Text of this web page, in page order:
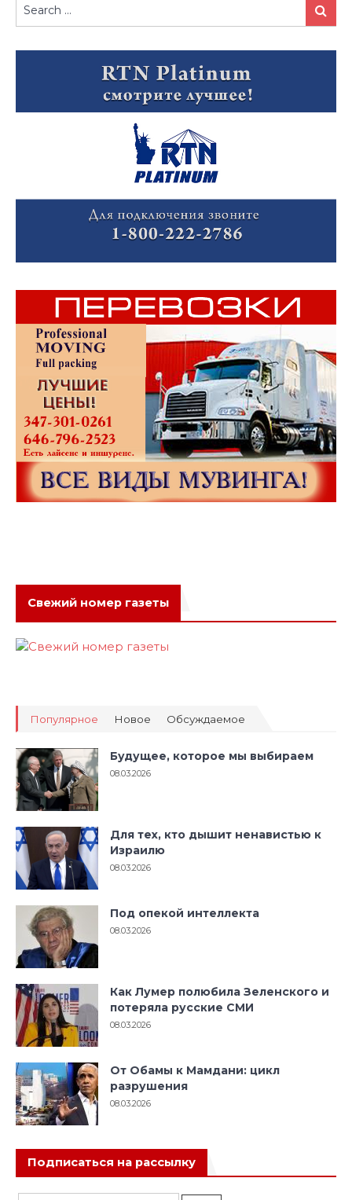
for:
Search
Свежий номер газеты
Популярное Новое Обсуждаемое
Будущее, которое мы выбираем
08.03.2026
Для тех, кто дышит ненавистью к
Израилю
08.03.2026
Под опекой интеллекта
08.03.2026
Как Лумер полюбила Зеленского и
потеряла русские СМИ
08.03.2026
От Обамы к Мамдани: цикл
разрушения
08.03.2026
Подписаться на рассылку